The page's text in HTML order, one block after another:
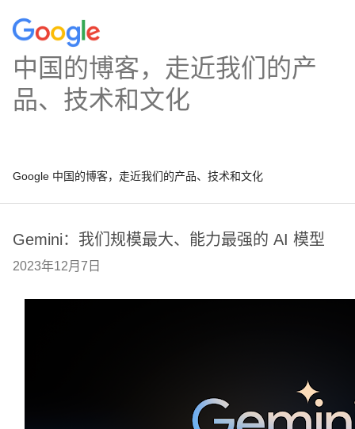
中国的博客，走近我们的产
品、技术和文化
Google 中国的博客，走近我们的产品、技术和文化
Gemini：我们规模最大、能力最强的 AI 模型
2023年12月7日